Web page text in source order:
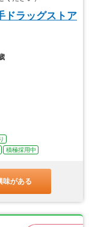
ドラッグストア
積極採用中
味がある